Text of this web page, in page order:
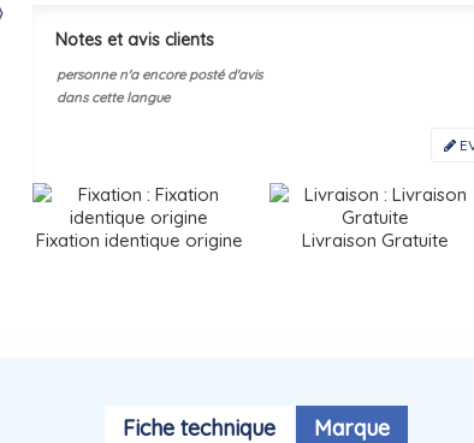
Notes et avis clients
personne n'a encore posté d'avis
dans cette langue
Fixation identique origine Livraison Gratuite
Fiche technique Marque